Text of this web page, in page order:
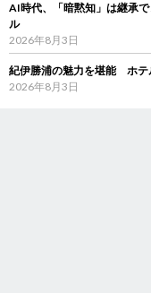
AI時代、「暗黙知」は継承
ル
2026年8月3日
紀伊勝浦の魅力を堪能 ホテ
2026年8月3日